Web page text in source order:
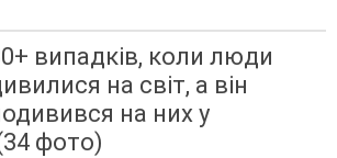
випадків, коли люди
на світ, а він
на них у
фото)